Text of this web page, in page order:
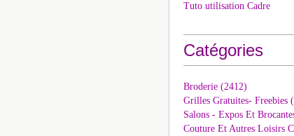
Tuto utilisation Cadre
Catégories
Broderie (2412)
Grilles Gratuites- Freebies
Salons - Expos Et
Couture Et Autres Loisirs